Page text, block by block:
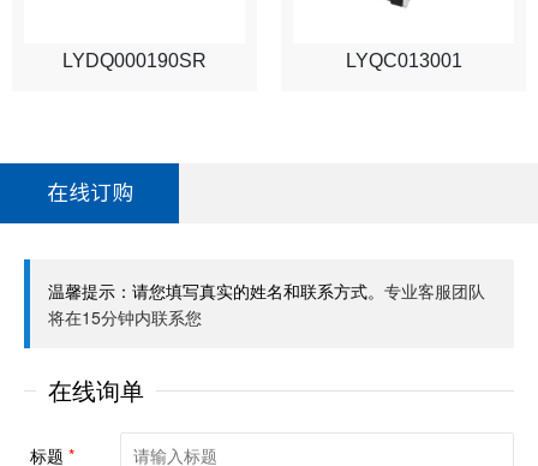
LYDQ000190SR LYQC013001
在线订购